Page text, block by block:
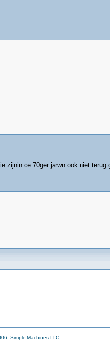
zijnin de 70ger jarwn ook niet terug
Simple Machines LLC